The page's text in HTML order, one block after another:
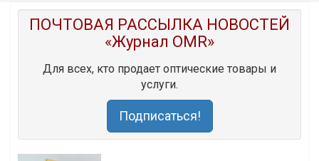
ПОЧТОВАЯ РАССЫЛКА НОВОСТЕЙ
«Журнал OMR»
Для всех, кто продает оптические товары и
услуги.
Подписаться!